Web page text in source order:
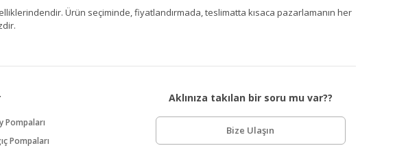
Ürün seçiminde, fiyatlandırmada, teslimatta kısaca pazarlamanın her
Pompaları
Pompaları
Aklınıza takılan bir soru mu var??
Bize Ulaşın